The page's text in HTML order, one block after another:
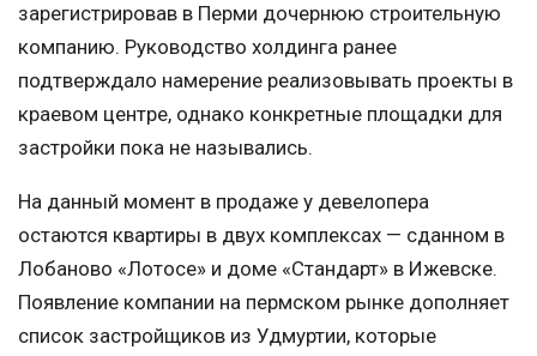
зарегистрировав в Перми дочернюю строительную
компанию. Руководство холдинга ранее
подтверждало намерение реализовывать проекты в
краевом центре, однако конкретные площадки для
застройки пока не назывались.
На данный момент в продаже у девелопера
остаются квартиры в двух комплексах — сданном в
Лобаново «Лотосе» и доме «Стандарт» в Ижевске.
Появление компании на пермском рынке дополняет
список застройщиков из Удмуртии, которые